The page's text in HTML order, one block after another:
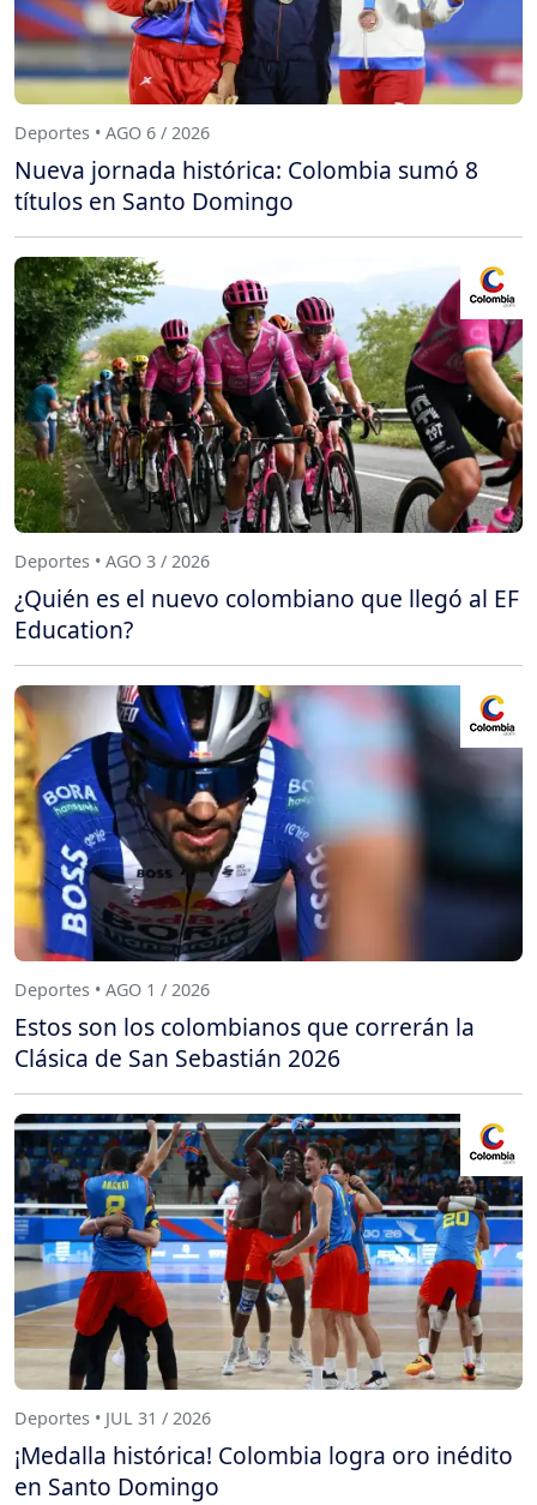
Deportes • AGO 6 / 2026
Nueva jornada histórica: Colombia sumó 8
títulos en Santo Domingo
Deportes • AGO 3 / 2026
¿Quién es el nuevo colombiano que llegó al EF
Education?
Deportes • AGO 1 / 2026
Estos son los colombianos que correrán la
Clásica de San Sebastián 2026
Deportes • JUL 31 / 2026
¡Medalla histórica! Colombia logra oro inédito
en Santo Domingo